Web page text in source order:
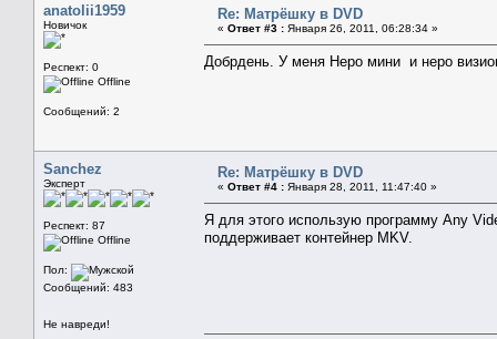
anatolii1959
Новичок
Респект: 0
Offline
Сообщений: 2
Re: Матрёшку в DVD
« Ответ #3 : Января 26, 2011, 06:28:34 »
Добрдень. У меня Неро мини и неро
Sanchez
Эксперт
Респект: 87
Offline
Пол:
Сообщений: 483
Не навреди!
Re: Матрёшку в DVD
« Ответ #4 : Января 28, 2011, 11:47:40 »
Я для этого использую программу Any
поддерживает контейнер MKV.